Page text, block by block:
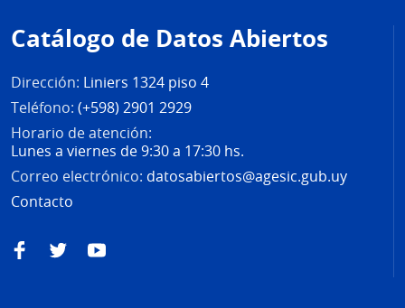
de
página
Catálogo de Datos Abiertos
Dirección: Liniers 1324 piso 4
Teléfono: (+598) 2901 2929
Horario de atención:
Lunes a viernes de 9:30 a 17:30 hs.
Correo electrónico: datosabiertos@agesic.gub.uy
Contacto
FacebookTwitterYouTube